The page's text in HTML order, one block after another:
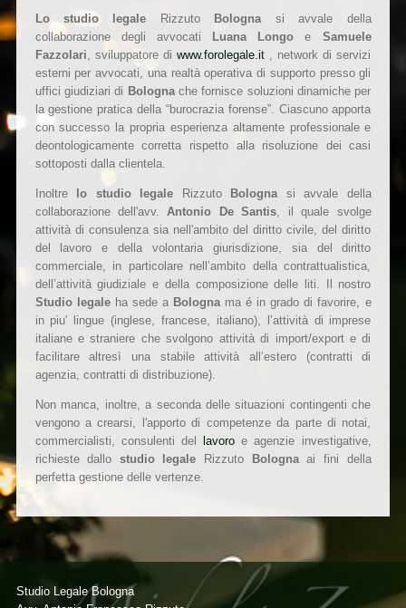
Lo studio legale Rizzuto Bologna si avvale della
collaborazione degli avvocati
Luana Longo e Samuele
Fazzolari , sviluppatore di www.forolegale.it, network di servizi
esterni per avvocati, una realtà operativa di supporto presso gli
uffici giudiziari di Bolognache fornisce soluzioni dinamiche per
la gestione pratica della “burocrazia forense”. Ciascuno apporta
con successo la propria esperienza altamente professionale e
deontologicamente corretta rispetto alla risoluzione dei casi
sottoposti dalla clientela.
Inoltre lo studio legale Rizzuto Bologna si avvale della
collaborazione dell'avv.
Antonio De Santis , il quale svolge
attività di consulenza sia nell'ambito del diritto civile, del diritto
del lavoro e della volontaria giurisdizione, sia del diritto
commerciale, in particolare nell’ambito della contrattualistica,
dell’attività giudiziale e della composizione delle liti. Il nostro
Studio legaleha sede a Bolognama é in grado di favorire, e
in piu' lingue (inglese, francese, italiano), l’attività di imprese
italiane e straniere che svolgono attività di import/export e di
facilitare altresì una stabile attività all’estero (contratti di
agenzia, contratti di distribuzione).
Non manca, inoltre, a seconda delle situazioni contingenti che
vengono a crearsi, l'apporto di competenze da parte di notai,
commercialisti, consulenti del
lavoro e agenzie investigative,
richieste dallo studio legale Rizzuto Bolognaai fini della
perfetta gestione delle vertenze.
Studio Legale Bologna